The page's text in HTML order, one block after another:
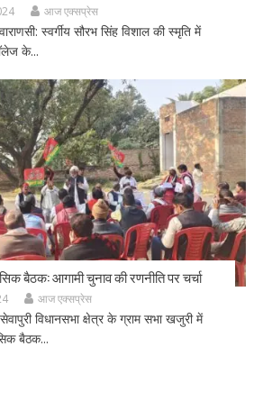
आज एक्सप्रेस
स्वर्गीय सौरभ सिंह विशाल की स्मृति में
के...
बैठक: आगामी चुनाव की रणनीति पर चर्चा
आज एक्सप्रेस
विधानसभा क्षेत्र के ग्राम सभा खजुरी में
बैठक...